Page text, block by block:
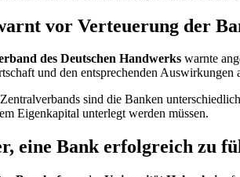
vor Verteuerung der
des Deutschen Handwerks warnte
und den entsprechenden Auswirkungen
sind die Banken
Eigenkapital unterlegt werden müssen.
eine Bank erfolgreich zu